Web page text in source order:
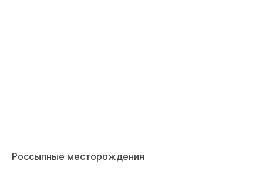
Россыпные месторождения